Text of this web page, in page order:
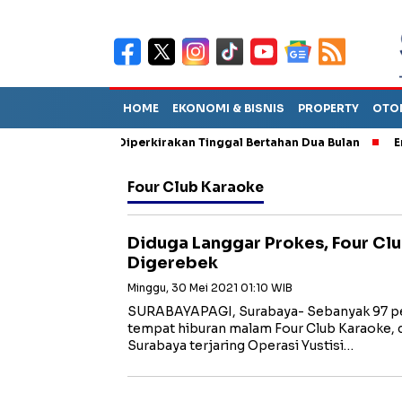
HOME EKONOMI & BISNIS PROPERTY
Sebut TPA Diperkirakan Tinggal Bertahan Dua Bulan
Four Club Karaoke
Diduga Langgar Prokes, Four
Digerebek
Minggu, 30 Mei 2021 01:10 WIB
SURABAYAPAGI, Surabaya- Sebanyak 97
tempat hiburan malam Four Club Karaoke,
Surabaya terjaring Operasi Yustisi…